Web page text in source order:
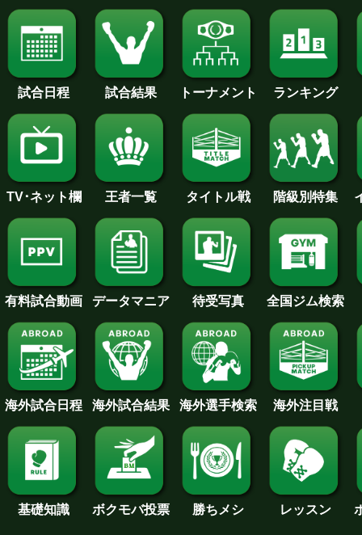
試合日程 試合結果 トーナメント ランキング
TV･ネット欄 王者一覧 タイトル戦 階級別特集
有料試合動画 データマニア 待受写真 全国ジム検索
海外試合日程 海外試合結果 海外選手検索 海外注目戦
基礎知識 ボクモバ投票 勝ちメシ レッスン